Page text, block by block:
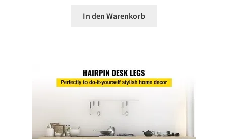
In den Warenkorb